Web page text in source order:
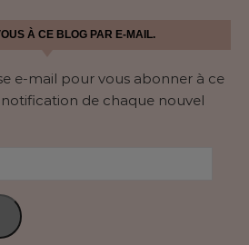
À CE BLOG PAR E-MAIL.
e-mail pour vous abonner à ce
de chaque nouvel